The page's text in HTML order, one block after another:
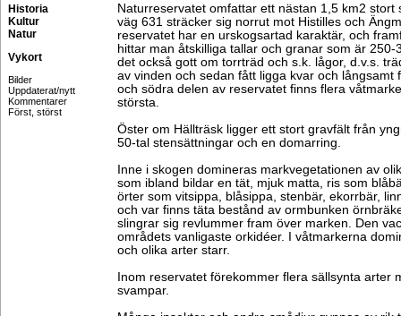
Historia
Kultur
Natur
Vykort
Bilder
Uppdaterat/nytt
Kommentarer
Först, störst
Naturreservatet omfattar ett nästan 1,5 km2 stort
väg 631 sträcker sig norrut mot Histilles och
reservatet har en urskogsartad karaktär, och
hittar man åtskilliga tallar och granar som är
det också gott om torrträd och s.k. lågor, d.v.s.
av vinden och sedan fått ligga kvar och långsamt
och södra delen av reservatet finns flera
största.
Öster om Hällträsk ligger ett stort gravfält från
50-tal stensättningar och en domarring.
Inne i skogen domineras markvegetationen av
som ibland bildar en tät, mjuk matta, ris som
örter som vitsippa, blåsippa, stenbär, ekorrbär,
och var finns täta bestånd av ormbunken
slingrar sig revlummer fram över marken. Den
områdets vanligaste orkidéer. I våtmarkerna
och olika arter starr.
Inom reservatet förekommer flera sällsynta arter
svampar.